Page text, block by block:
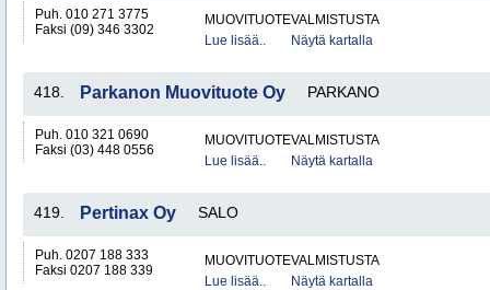
Puh. 010 271 3775
Faksi (09) 346 3302
MUOVITUOTEVALMISTUSTA
Lue lisää..
Näytä kartalla
418. Parkanon Muovituote Oy PARKANO
Puh. 010 321 0690
Faksi (03) 448 0556
MUOVITUOTEVALMISTUSTA
Lue lisää..
Näytä kartalla
419. Pertinax Oy SALO
Puh. 0207 188 333
Faksi 0207 188 339
MUOVITUOTEVALMISTUSTA
Lue lisää..
Näytä kartalla